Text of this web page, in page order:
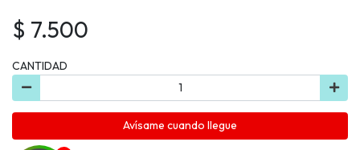
$ 7.500
CANTIDAD
Avísame cuando llegue